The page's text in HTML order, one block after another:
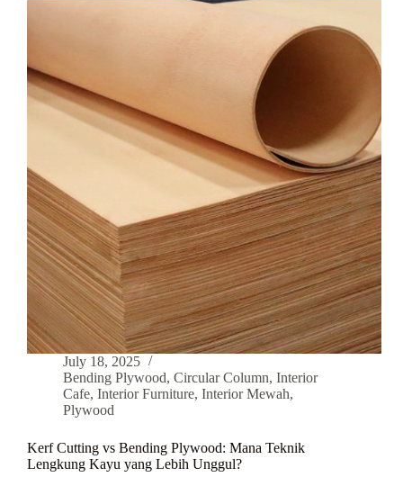
July 18, 2025
Bending Plywood, Circular Column, Interior
Cafe, Interior Furniture, Interior Mewah,
Plywood
Kerf Cutting vs Bending Plywood: Mana Teknik
Lengkung Kayu yang Lebih Unggul?